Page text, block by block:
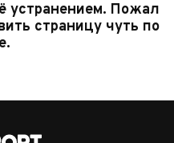
устранением. Пожал
страницу чуть по